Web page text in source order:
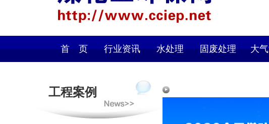
首 页 行业资讯 水处理 固废处理 大
工程案例